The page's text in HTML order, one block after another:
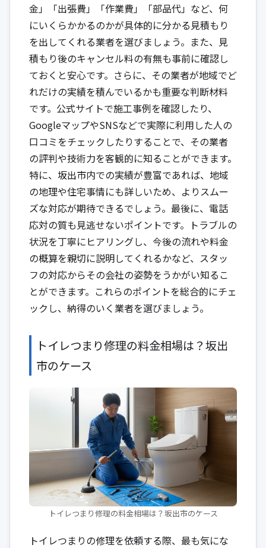
金」「出張費」「作業費」「部品代」など、何
にいくらかかるのかが具体的に分かる見積もり
を出してくれる業者を選びましょう。また、見
積もり後のキャンセル料の有無も事前に確認し
ておくと安心です。さらに、その業者が地域でど
れだけの実績を積んでいるかも重要な判断材料
です。公式サイトで施工事例を確認したり、
GoogleマップやSNSなどで実際に利用した人の
口コミをチェックしたりすることで、その業者
の評判や技術力を客観的に知ることができます。
特に、坂出市内での実績が豊富であれば、地域
の地理や住宅事情にも詳しいため、よりスムー
ズな対応が期待できるでしょう。最後に、電話
応対の質も見逃せないポイントです。トラブルの
状況を丁寧にヒアリングし、今後の流れや料金
の概算を親切に説明してくれるかなど、スタッ
フの対応からその会社の姿勢をうかがい知るこ
とができます。これらのポイントを総合的にチェ
ックし、納得のいく業者を選びましょう。
トイレつまり修理の料金相場は？坂出
市のケース
トイレつまり修理の料金相場は？坂出市のケース
トイレつまりの修理を依頼する際、最も気にな